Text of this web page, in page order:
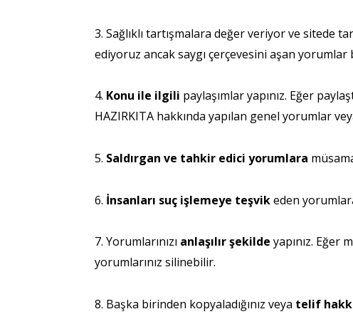
3. Sağlıklı tartışmalara değer veriyor ve sitede
ediyoruz ancak saygı çerçevesini aşan
4. Konu ile ilgili paylaşımlar yapınız. Eğer
HAZIRKITA hakkında yapılan genel yorumlar
5. Saldırgan ve tahkir edici yorumlara
6. İnsanları suç işlemeye teşvikeden
7. Yorumlarınızı anlaşılır şekilde yapınız. Eğer
yorumlarınız silinebilir.
8. Başka birinden kopyaladığınız veya telif